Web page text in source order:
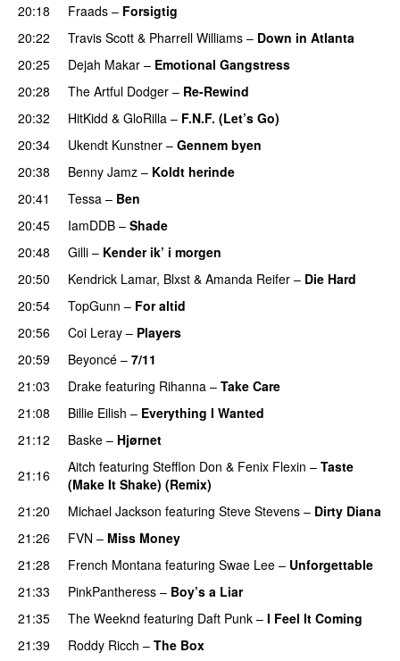
20:18
Fraads – Forsigtig
20:22
Travis Scott & Pharrell Williams – Down in Atlanta
20:25
Dejah Makar – Emotional Gangstress
20:28
The Artful Dodger – Re-Rewind
20:32
HitKidd & GloRilla – F.N.F. (Let’s Go)
20:34
Ukendt Kunstner – Gennem byen
20:38
Benny Jamz – Koldt herinde
20:41
Tessa – Ben
20:45
IamDDB – Shade
20:48
Gilli – Kender ik’ i morgen
20:50
Kendrick Lamar, Blxst & Amanda Reifer – Die Hard
20:54
TopGunn – For altid
20:56
Coi Leray – Players
20:59 Beyoncé – 7/11
21:03
Drake featuring Rihanna – Take Care
21:08 Billie Eilish – Everything I Wanted
21:12
Baske – Hjørnet
21:16
Aitch featuring Stefflon Don & Fenix Flexin – Taste
(Make It Shake) (Remix)
21:20
Michael Jackson featuring Steve Stevens – Dirty Diana
21:26
FVN – Miss Money
21:28
French Montana featuring Swae Lee – Unforgettable
21:33
PinkPantheress – Boy’s a Liar
21:35
The Weeknd featuring Daft Punk – I Feel It Coming
21:39
Roddy Ricch – The Box